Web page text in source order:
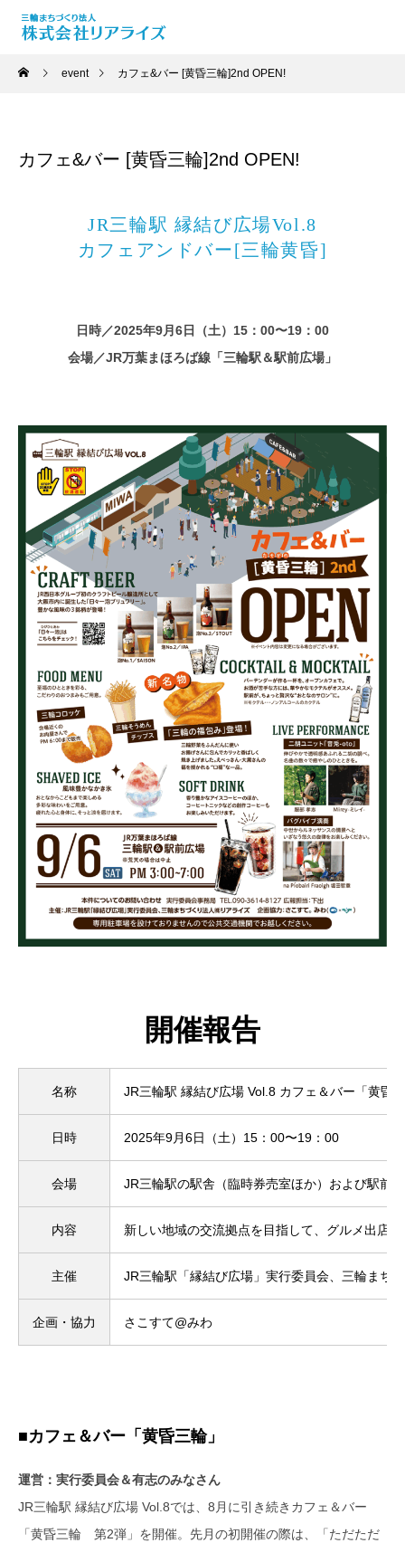
event カフェ&バー [黄昏三輪]2nd OPEN!
カフェ&バー [黄昏三輪]2nd OPEN!
JR三輪駅 縁結び広場Vol.8
カフェアンドバー[三輪黄昏]
日時／2025年9月6日（土）15：00〜19：00
会場／JR万葉まほろば線「三輪駅＆駅前広場」
開催報告
名称 JR三輪駅 縁結び広場 Vol.8 カフェ＆バー「黄昏
日時 2025年9月6日（土）15：00〜19：00
会場 JR三輪駅の駅舎（臨時券売室ほか）および駅前
内容 新しい地域の交流拠点を目指して、グルメ出店
主催 JR三輪駅「縁結び広場」実行委員会、三輪まち
企画・協力 さこすて@みわ
■カフェ＆バー「黄昏三輪」
運営：実行委員会＆有志のみなさん
JR三輪駅 縁結び広場 Vol.8では、8月に引き続きカフェ＆バー
「黄昏三輪 第2弾」を開催。先月の初開催の際は、「ただただ